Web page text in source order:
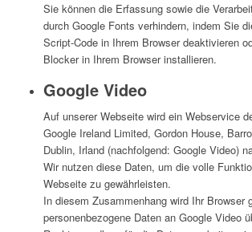
Sie können die Erfassung sowie die
durch Google Fonts verhindern, indem Sie
Script-Code in Ihrem Browser deaktivieren
Blocker in Ihrem Browser installieren.
Google Video
Auf unserer Webseite wird ein Webservice
Google Ireland Limited, Gordon House,
Dublin, Irland (nachfolgend: Google Video)
Wir nutzen diese Daten, um die volle
Webseite zu gewährleisten.
In diesem Zusammenhang wird Ihr Browser
personenbezogene Daten an Google Video